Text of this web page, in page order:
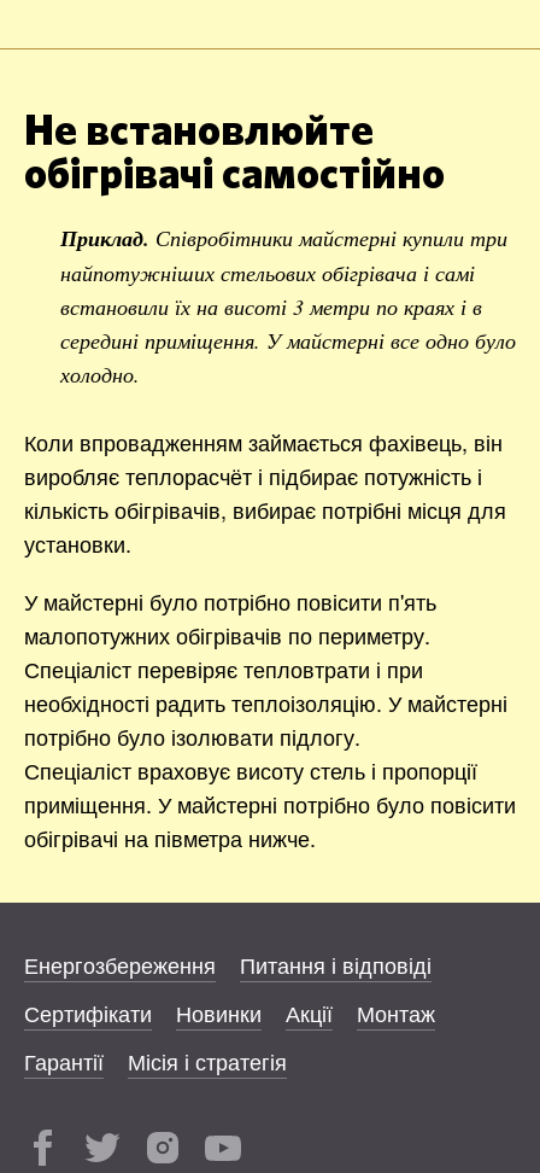
Не встановлюйте
обігрівачі самостійно
Приклад. Співробітники майстерні купили три
найпотужніших стельових обігрівача і самі
встановили їх на висоті 3 метри по краях і в
середині приміщення. У майстерні все одно було
холодно.
Коли впровадженням займається фахівець, він
виробляє теплорасчёт і підбирає потужність і
кількість обігрівачів, вибирає потрібні місця для
установки.
У майстерні було потрібно повісити п'ять
малопотужних обігрівачів по периметру.
Спеціаліст перевіряє тепловтрати і при
необхідності радить теплоізоляцію. У майстерні
потрібно було ізолювати підлогу.
Спеціаліст враховує висоту стель і пропорції
приміщення. У майстерні потрібно було повісити
обігрівачі на півметра нижче.
Енергозбереження
Питання і відповіді
Сертифікати
Новинки Акції
Монтаж
Гарантії
Місія і стратегія